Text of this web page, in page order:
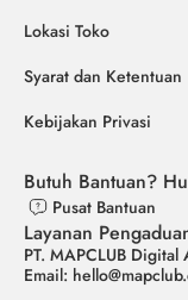
Lokasi Toko
Syarat dan Ketentuan
Kebijakan Privasi
Butuh Bantuan?
Pusat Bantuan
Layanan
PT. MAPCLUB Digital
Email: